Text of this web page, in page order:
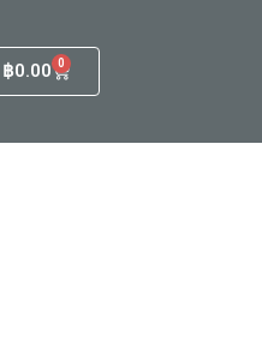
฿0.00 0
Cart